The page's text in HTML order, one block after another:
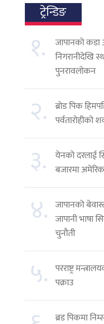
ट्रेन्डिङ
१.
जापानको कडा
निगरानीदेखि
पुनरावलोकन
२. ब्रोड पिक
पर्वतारोहीको
३.
येनको दरलाई
बजारमा
४. जापानको
जापानी भाषा
चुनौती
५. परराष्ट्र
पक्राउ
ब्रड पिकमा